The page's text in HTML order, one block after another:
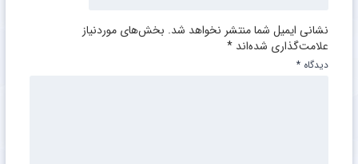
نشانی ایمیل شما منتشر نخواهد شد. بخش‌های موردنیاز
علامت‌گذاری شده‌اند *
دیدگاه *